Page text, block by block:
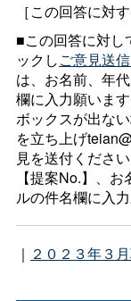
［この回答に対
■この回答に対し
ックしご意見送
は、お名前、年
欄に入力願いま
ボックスが出な
を立ち上げ
見を送付くださ
【提案No.】、
ルの件名欄に入力
｜ ２０２３年３